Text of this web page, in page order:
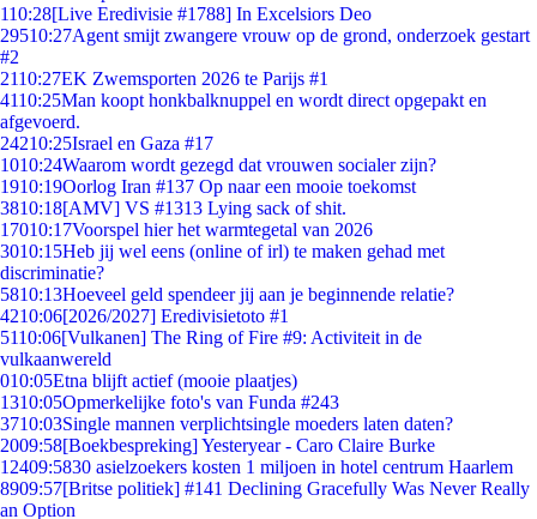
110:28[Live Eredivisie #1788] In Excelsiors Deo
29510:27Agent smijt zwangere vrouw op de grond, onderzoek gestart
#2
2110:27EK Zwemsporten 2026 te Parijs #1
4110:25Man koopt honkbalknuppel en wordt direct opgepakt en
afgevoerd.
24210:25Israel en Gaza #17
1010:24Waarom wordt gezegd dat vrouwen socialer zijn?
1910:19Oorlog Iran #137 Op naar een mooie toekomst
3810:18[AMV] VS #1313 Lying sack of shit.
17010:17Voorspel hier het warmtegetal van 2026
3010:15Heb jij wel eens (online of irl) te maken gehad met
discriminatie?
5810:13Hoeveel geld spendeer jij aan je beginnende relatie?
4210:06[2026/2027] Eredivisietoto #1
5110:06[Vulkanen] The Ring of Fire #9: Activiteit in de
vulkaanwereld
010:05Etna blijft actief (mooie plaatjes)
1310:05Opmerkelijke foto's van Funda #243
3710:03Single mannen verplichtsingle moeders laten daten?
2009:58[Boekbespreking] Yesteryear - Caro Claire Burke
12409:5830 asielzoekers kosten 1 miljoen in hotel centrum Haarlem
8909:57[Britse politiek] #141 Declining Gracefully Was Never Really
an Option